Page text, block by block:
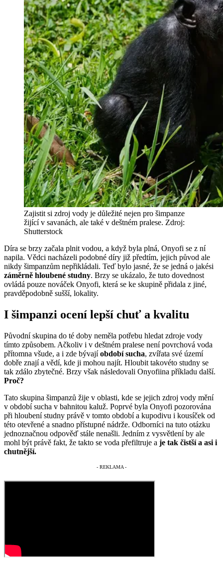
Zajistit si zdroj vody je důležité nejen pro šimpanze
žijící v savanách, ale také v deštném pralese. Zdroj:
Shutterstock
Díra se brzy začala plnit vodou, a když byla plná, Onyofi se z ní
napila. Vědci nacházeli podobné díry již předtím, jejich původ ale
nikdy šimpanzům nepřikládali. Teď bylo jasné, že se jedná o jakési
záměrně hloubené studny. Brzy se ukázalo, že tuto dovednost
ovládá pouze nováček Onyofi, která se ke skupině přidala z jiné,
pravděpodobně sušší, lokality.
I šimpanzi ocení lepší chuť a kvalitu
Původní skupina do té doby neměla potřebu hledat zdroje vody
tímto způsobem. Ačkoliv i v deštném pralese není povrchová voda
přítomna všude, a i zde bývajíobdobí sucha, zvířata své území
dobře znají a vědí, kde ji mohou najít. Hloubit takovéto studny se
tak zdálo zbytečné. Brzy však následovali Onyofiina příkladu další.
Proč?
Tato skupina šimpanzů žije v oblasti, kde se jejich zdroj vody mění
v období sucha v bahnitou kaluž. Poprvé byla Onyofi pozorována
při hloubení studny právě v tomto období a kupodivu i kousíček od
této otevřené a snadno přístupné nádrže. Odborníci na tuto otázku
jednoznačnou odpověď stále nenašli. Jedním z vysvětlení by ale
mohl být právě fakt, že takto se voda přefiltruje a je tak čistší a asi i
chutnější.